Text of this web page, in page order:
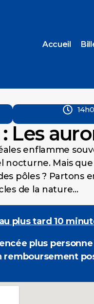
Accueil
Les
enflamme
nocturne. Mais
pôles ?
de la nature…
plus tard 10
plus
remboursement